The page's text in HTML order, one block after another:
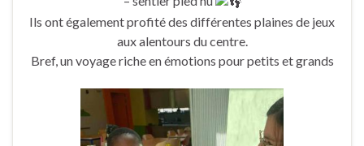
Ils ont également profité des différentes plaines de jeux
aux alentours du centre.
Bref, un voyage riche en émotions pour petits et grands